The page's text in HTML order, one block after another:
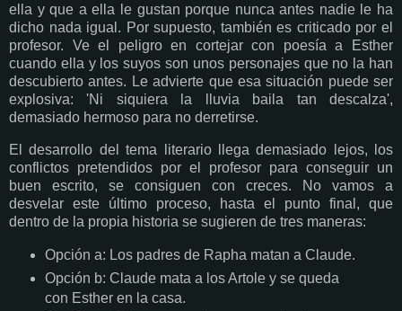
ella y que a ella le gustan porque nunca antes nadie le ha
dicho nada igual. Por supuesto, también es criticado por el
profesor. Ve el peligro en cortejar con poesía a Esther
cuando ella y los suyos son unos personajes que no la han
descubierto antes. Le advierte que esa situación puede ser
explosiva: 'Ni siquiera la lluvia baila tan descalza',
demasiado hermoso para no derretirse.
El desarrollo del tema literario llega demasiado lejos, los
conflictos pretendidos por el profesor para conseguir un
buen escrito, se consiguen con creces. No vamos a
desvelar este último proceso, hasta el punto final, que
dentro de la propia historia se sugieren de tres maneras:
Opción a: Los padres de Rapha matan a Claude.
Opción b: Claude mata a los Artole y se queda
con Esther en la casa.